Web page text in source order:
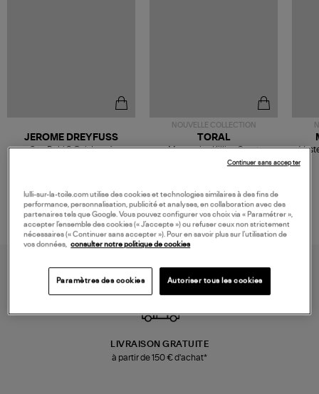
JEROME DREYFUSS
Sac Bobi S Cuir Lamé
NOUVELLE COLLECTION
189,00 €
TORAL
Mocassins Killian Sport
Mousse
LIVRAISON GRATUITE
à partir de 150 € d'achat*
lulli-sur-la-toile.com utilise des cookies et technologies similaires à des fins de
performance, personnalisation, publicité et analyses, en collaboration avec des
partenaires tels que Google. Vous pouvez configurer vos choix via « Paramétrer »,
accepter l’ensemble des cookies (« J’accepte ») ou refuser ceux non strictement
nécessaires (« Continuer sans accepter »). Pour en savoir plus sur l’utilisation de
vos données,
consulter notre politique de cookies
Paramètres des cookies Autoriser tous les cookies
Continuer sans accepter